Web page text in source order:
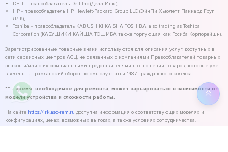
DELL - правообладатель Dell Inc.(Делл Инк.);
HP - правообладатель HP Hewlett-Packard Group LLC (ЭйчПи Хьюлетт Паккард Груп
ЛЛК);
Toshiba - правообладатель KABUSHIKI KAISHA TOSHIBA, also trading as Toshiba
Corporation (КАБУШИКИ КАЙША ТОШИБА также торгующая как Тосиба Корпорейшн).
Зарегистрированные товарные знаки используются для описания услуг, доступных в
сети сервисных центров АСЦ, не связанных с компаниями Правообладателей товарных
знаков и/или с их официальными представителями в отношении товаров, которые уже
введены в гражданский оборот по смыслу статьи 1487 Гражданского кодекса.
** - время, необходимое для ремонта, может варьироваться в зависимости от
модели устройства и сложности работы.
На сайте https://irk.asc-rem.ru доступна информация о соответствующих моделях и
конфигурациях, ценах, возможных выгодах, а также условиях сотрудничества.